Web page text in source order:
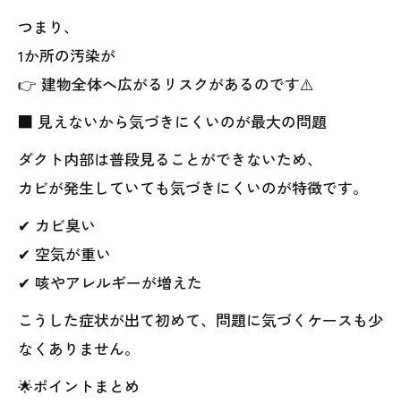
つまり、
1か所の汚染が
👉 建物全体へ広がるリスクがあるのです⚠️
■ 見えないから気づきにくいのが最大の問題
ダクト内部は普段見ることができないため、
カビが発生していても気づきにくいのが特徴です。
✔ カビ臭い
✔ 空気が重い
✔ 咳やアレルギーが増えた
こうした症状が出て初めて、問題に気づくケースも少
なくありません。
🌟ポイントまとめ